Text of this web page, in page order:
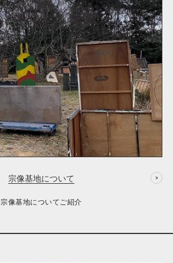
宗像基地について
宗像基地についてご紹介